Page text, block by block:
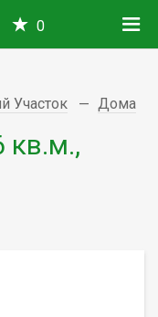
0
Участок
Дома
кв.м.,